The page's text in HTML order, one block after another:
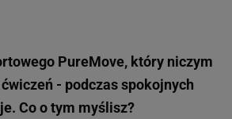
PureMove, który niczym
- podczas spokojnych
Co o tym myślisz?